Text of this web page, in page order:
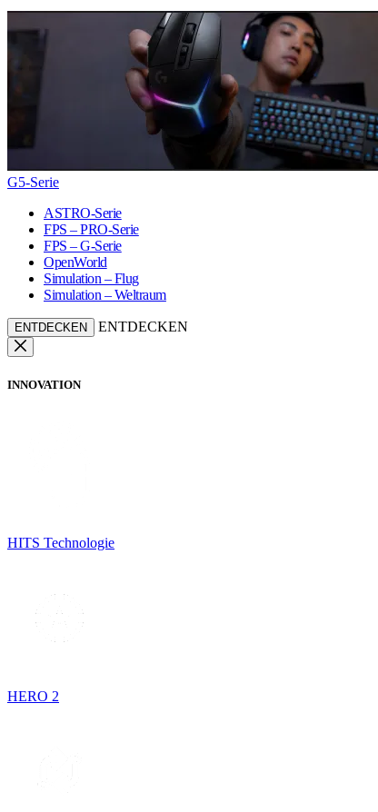
G5-Serie
ASTRO-Serie
FPS – PRO-Serie
FPS – G-Serie
OpenWorld
Simulation – Flug
Simulation – Weltraum
ENTDECKEN ENTDECKEN
INNOVATION
HITS Technologie
HERO 2